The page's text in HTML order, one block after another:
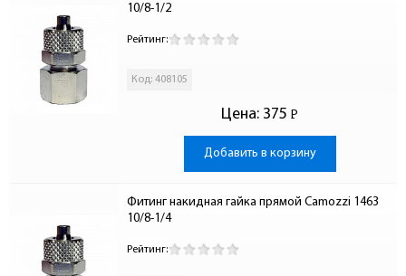
10/8-1/2
Рейтинг:
Код: 408105
Цена: 375 Р
-
Добавить в корзину
Фитинг накидная гайка прямой Camozzi 1463
10/8-1/4
Рейтинг: